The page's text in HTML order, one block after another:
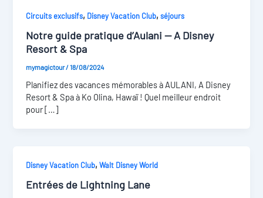
Circuits exclusifs, Disney Vacation Club,séjours
Notre guide pratique d’Aulani — A Disney
Resort & Spa
mymagictour/18/08/2024
Planifiez des vacances mémorables à AULANI, A Disney
Resort & Spa à Ko Olina, Hawaï ! Quel meilleur endroit
pour […]
Disney Vacation Club,Walt Disney World
Entrées de Lightning Lane